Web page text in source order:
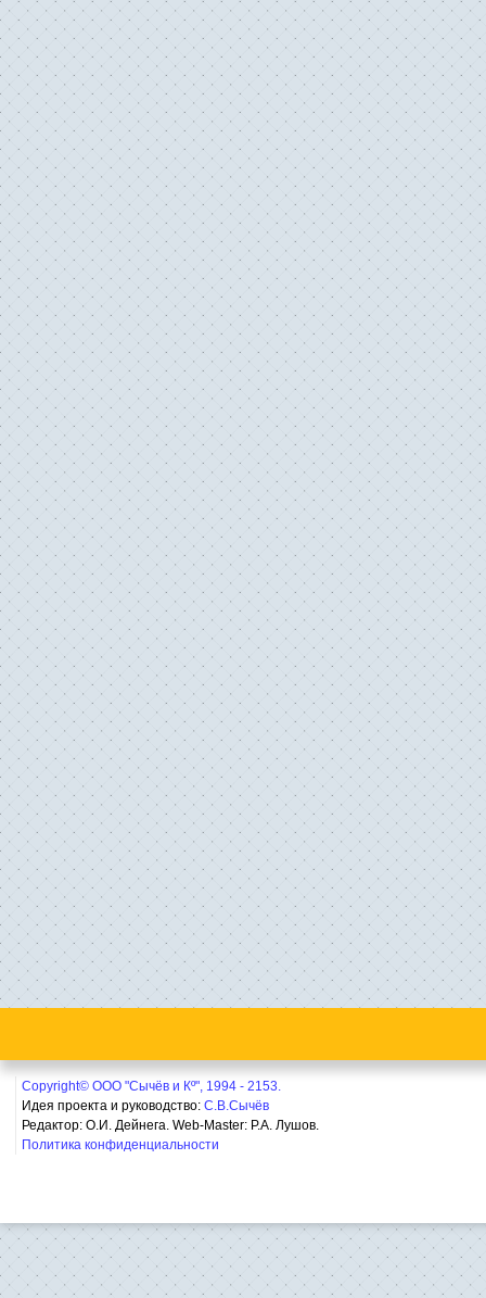
Copyright© ООО "Сычёв и Кº", 1994 - 2153.
Идея проекта и руководство: С.В.Сычёв
Редактор: О.И. Дейнега. Web-Master: Р.А. Лушов.
Политика конфиденциальности